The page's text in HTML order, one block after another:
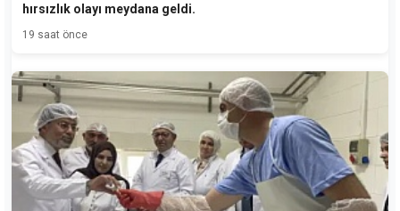
hırsızlık olayı meydana geldi.
19 saat önce